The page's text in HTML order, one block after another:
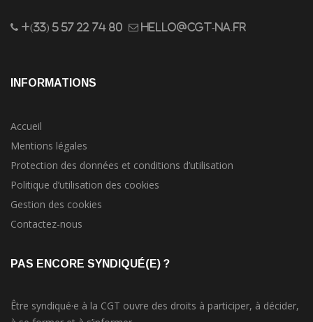
+(33) 5 57 22 74 80 hello@cgt-na.fr
INFORMATIONS
Accueil
Mentions légales
Protection des données et conditions d’utilisation
Politique d’utilisation des cookies
Gestion des cookies
Contactez-nous
PAS ENCORE SYNDIQUÉ(E) ?
Être syndiqué·e à la CGT ouvre des droits à participer, à décider,